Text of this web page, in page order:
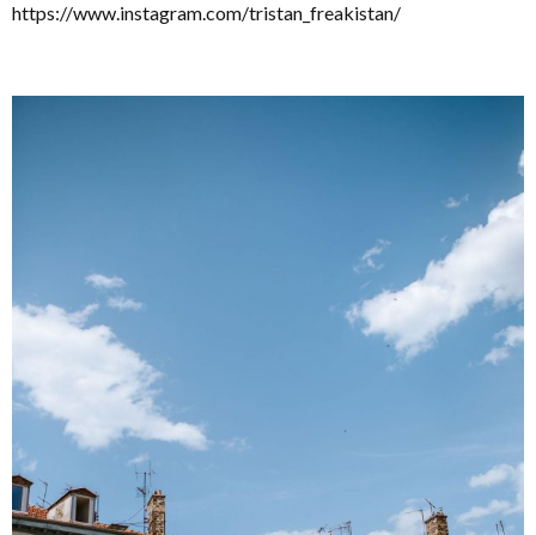
https://www.instagram.com/tristan_freakistan/